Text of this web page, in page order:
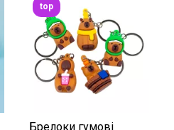
Брелоки гумові
top